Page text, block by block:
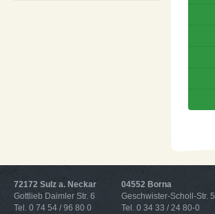
72172 Sulz a. Neckar
Gottlieb Daimler Str. 6
Tel. 0 74 54 / 96 80 0
04552 Borna
Geschwister-Scholl-Str. 5
Tel. 0 34 33 / 24 80-0